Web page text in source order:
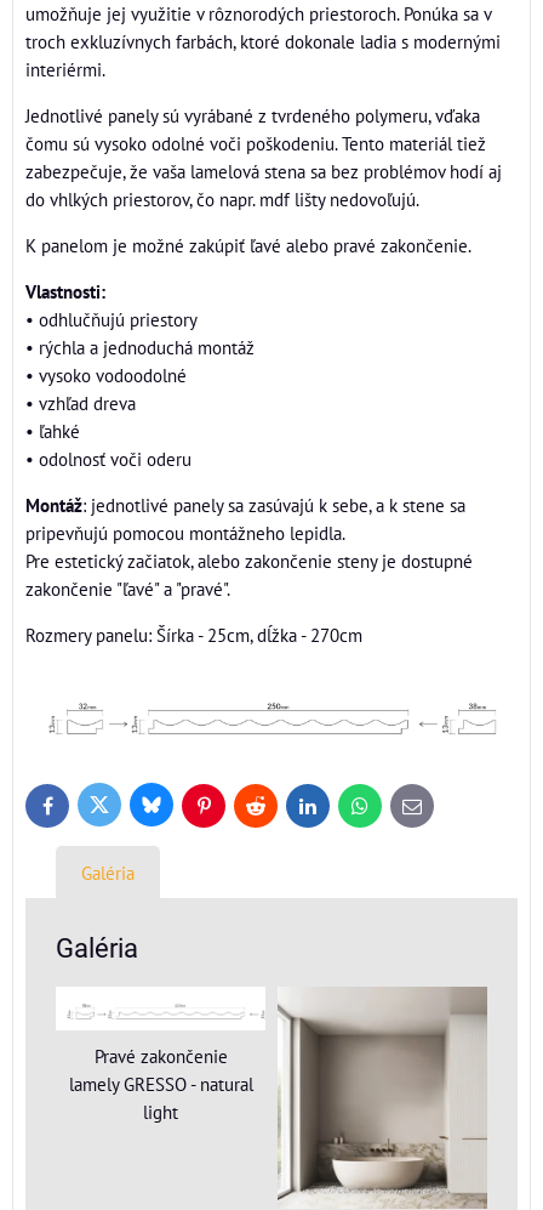
umožňuje jej využitie v rôznorodých priestoroch. Ponúka sa v
troch exkluzívnych farbách, ktoré dokonale ladia s modernými
interiérmi.
Jednotlivé panely sú vyrábané z tvrdeného polymeru, vďaka
čomu sú vysoko odolné voči poškodeniu. Tento materiál tiež
zabezpečuje, že vaša lamelová stena sa bez problémov hodí aj
do vhlkých priestorov, čo napr. mdf lišty nedovoľujú.
K panelom je možné zakúpiť ľavé alebo pravé zakončenie.
Vlastnosti:
• odhlučňujú priestory
• rýchla a jednoduchá montáž
• vysoko vodoodolné
• vzhľad dreva
• ľahké
• odolnosť voči oderu
Montáž: jednotlivé panely sa zasúvajú k sebe, a k stene sa
pripevňujú pomocou montážneho lepidla.
Pre estetický začiatok, alebo zakončenie steny je dostupné
zakončenie "ľavé" a "pravé".
Rozmery panelu: Šírka - 25cm, dĺžka - 270cm
FacebookTwitter BlueskyPinterestReddit LinkedInWhatsApp
E-
mail
Galéria
Galéria
Pravé zakončenie
lamely GRESSO - natural
light